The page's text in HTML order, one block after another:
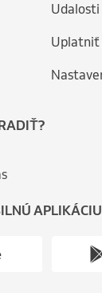
Udalosti
Uplatniť
APLIKÁCIU